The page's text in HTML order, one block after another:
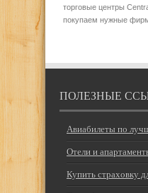
торговые центры
покупаем нужные
ПОЛЕЗНЫЕ
Авиабилеты по
Отели и
Купить страховку